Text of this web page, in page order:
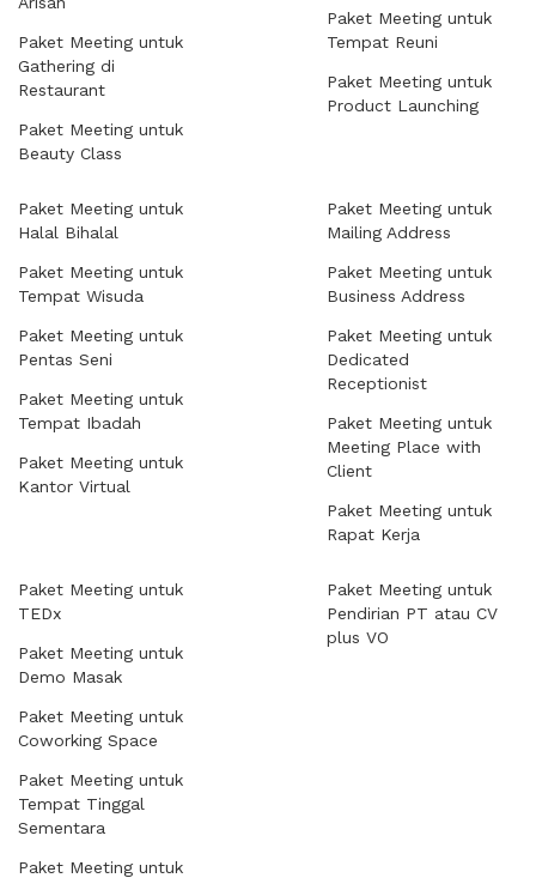
Paket Meeting untuk
Gathering di
Restaurant
Paket Meeting untuk
Beauty Class
Paket Meeting untuk
Tempat Reuni
Paket Meeting untuk
Product Launching
Paket Meeting untuk
Halal Bihalal
Paket Meeting untuk
Tempat Wisuda
Paket Meeting untuk
Pentas Seni
Paket Meeting untuk
Tempat Ibadah
Paket Meeting untuk
Kantor Virtual
Paket Meeting untuk
Mailing Address
Paket Meeting untuk
Business Address
Paket Meeting untuk
Dedicated
Receptionist
Paket Meeting untuk
Meeting Place with
Client
Paket Meeting untuk
Rapat Kerja
Paket Meeting untuk
TEDx
Paket Meeting untuk
Demo Masak
Paket Meeting untuk
Coworking Space
Paket Meeting untuk
Tempat Tinggal
Sementara
Paket Meeting untuk
Paket Meeting untuk
Pendirian PT atau CV
plus VO